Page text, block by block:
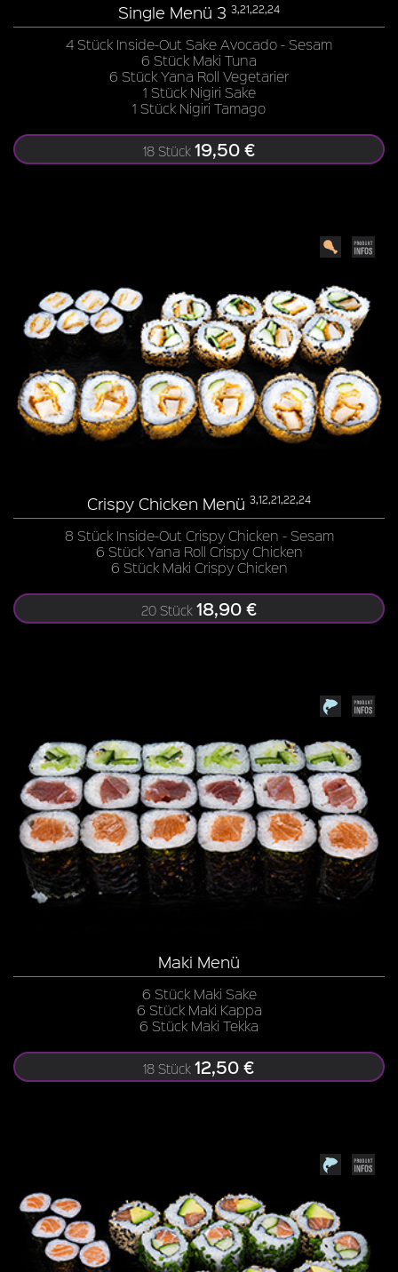
Single Menü 3 3,21,22,24
4 Stück Inside-Out Sake Avocado - Sesam
6 Stück Maki Tuna
6 Stück Yana Roll Vegetarier
1 Stück Nigiri Sake
1 Stück Nigiri Tamago
18 Stück 19,50 €
Crispy Chicken Menü 3,12,21,22,24
8 Stück Inside-Out Crispy Chicken - Sesam
6 Stück Yana Roll Crispy Chicken
6 Stück Maki Crispy Chicken
20 Stück 18,90 €
Maki Menü
6 Stück Maki Sake
6 Stück Maki Kappa
6 Stück Maki Tekka
18 Stück 12,50 €